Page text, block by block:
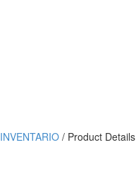
INVENTARIO/ Product Details